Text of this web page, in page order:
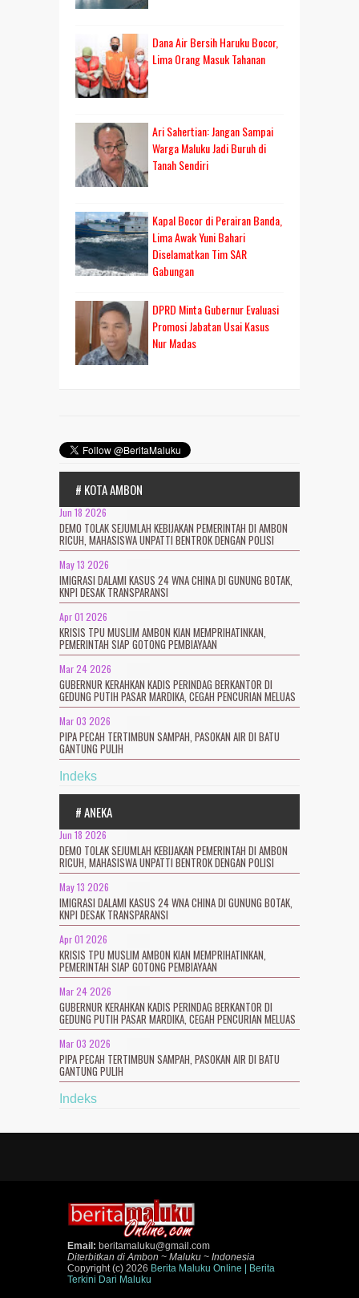
Dana Air Bersih Haruku Bocor,
Lima Orang Masuk Tahanan
Ari Sahertian: Jangan Sampai
Warga Maluku Jadi Buruh di
Tanah Sendiri
Kapal Bocor di Perairan Banda,
Lima Awak Yuni Bahari
Diselamatkan Tim SAR
Gabungan
DPRD Minta Gubernur Evaluasi
Promosi Jabatan Usai Kasus
Nur Madas
# KOTA AMBON
Jun 18 2026
DEMO TOLAK SEJUMLAH KEBIJAKAN PEMERINTAH DI AMBON
RICUH, MAHASISWA UNPATTI BENTROK DENGAN POLISI
May 13 2026
IMIGRASI DALAMI KASUS 24 WNA CHINA DI GUNUNG BOTAK,
KNPI DESAK TRANSPARANSI
Apr 01 2026
KRISIS TPU MUSLIM AMBON KIAN MEMPRIHATINKAN,
PEMERINTAH SIAP GOTONG PEMBIAYAAN
Mar 24 2026
GUBERNUR KERAHKAN KADIS PERINDAG BERKANTOR DI
GEDUNG PUTIH PASAR MARDIKA, CEGAH PENCURIAN MELUAS
Mar 03 2026
PIPA PECAH TERTIMBUN SAMPAH, PASOKAN AIR DI BATU
GANTUNG PULIH
Indeks
# ANEKA
Jun 18 2026
DEMO TOLAK SEJUMLAH KEBIJAKAN PEMERINTAH DI AMBON
RICUH, MAHASISWA UNPATTI BENTROK DENGAN POLISI
May 13 2026
IMIGRASI DALAMI KASUS 24 WNA CHINA DI GUNUNG BOTAK,
KNPI DESAK TRANSPARANSI
Apr 01 2026
KRISIS TPU MUSLIM AMBON KIAN MEMPRIHATINKAN,
PEMERINTAH SIAP GOTONG PEMBIAYAAN
Mar 24 2026
GUBERNUR KERAHKAN KADIS PERINDAG BERKANTOR DI
GEDUNG PUTIH PASAR MARDIKA, CEGAH PENCURIAN MELUAS
Mar 03 2026
PIPA PECAH TERTIMBUN SAMPAH, PASOKAN AIR DI BATU
GANTUNG PULIH
Indeks
Email: beritamaluku@gmail.com
Diterbitkan di Ambon ~ Maluku ~ Indonesia
Copyright (c) 2026 Berita Maluku Online | Berita
Terkini Dari Maluku